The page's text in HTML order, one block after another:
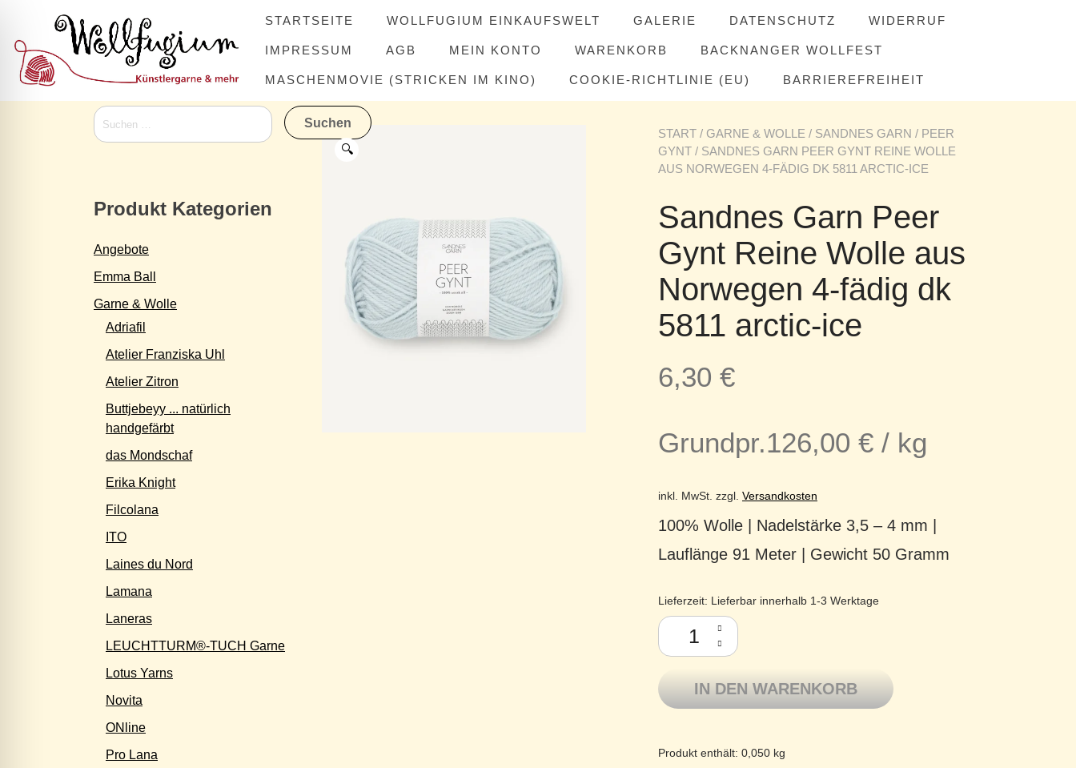
content
STARTSEITE WOLLFUGIUM EINKAUFSWELT GALERIE DATENSCHUTZ WIDERRUF
IMPRESSUM AGB MEIN KONTO WARENKORB BACKNANGER WOLLFEST
MASCHENMOVIE (STRICKEN IM KINO) COOKIE-RICHTLINIE (EU) BARRIEREFREIHEIT
🔍
START / GARNE & WOLLE / SANDNES GARN / PEER
GYNT / SANDNES GARN PEER GYNT REINE WOLLE
AUS NORWEGEN 4-FÄDIG DK 5811 ARCTIC-ICE
Sandnes Garn Peer
Gynt Reine Wolle aus
Norwegen 4-fädig dk
5811 arctic-ice
6,30 €
Grundpr.126,00 € / kg
inkl. MwSt. zzgl. Versandkosten
100% Wolle | Nadelstärke 3,5 – 4 mm |
Lauflänge 91 Meter | Gewicht 50 Gramm
Lieferzeit: Lieferbar innerhalb 1-3 Werktage
Sandnes Garn Peer Gynt Reine Wolle aus Norwegen 4-fädig dk 5811
IN DEN WARENKORB
Produkt enthält: 0,050 kg
Suchen
nach:
Produkt Kategorien
Angebote
Emma Ball
Garne & Wolle
Adriafil
Atelier Franziska Uhl
Atelier Zitron
Buttjebeyy ... natürlich
handgefärbt
das Mondschaf
Erika Knight
Filcolana
ITO
Laines du Nord
Lamana
Laneras
LEUCHTTURM®-TUCH Garne
Lotus Yarns
Novita
ONline
Pro Lana